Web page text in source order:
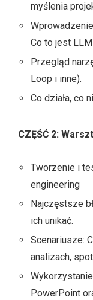
myślenia
Co to jest
Przegląd
Loop i inne).
Co działa, co
CZĘŚĆ 2:
Tworzenie i
engineering
Najczęstsze
ich unikać.
Scenariusze:
analizach,
PowerPoint